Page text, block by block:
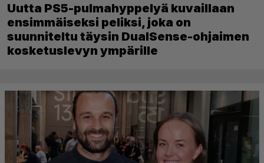
Uutta PS5-pulmahyppelyä kuvaillaan
ensimmäiseksi peliksi, joka on
suunniteltu täysin DualSense-ohjaimen
kosketuslevyn ympärille